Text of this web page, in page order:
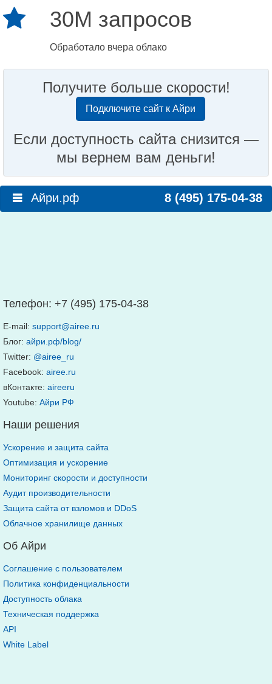
30M запросов
Обработало вчера облако
Получите больше скорости!
Подключите сайт к Айри
Если доступность сайта снизится —
мы вернем вам деньги!
Айри.рф 8 (495) 175-04-38
Телефон: +7 (495) 175-04-38
E-mail: support@airee.ru
Блог: айри.рф/blog/
Twitter: @airee_ru
Facebook: airee.ru
вКонтакте: aireeru
Youtube: Айри РФ
Наши решения
Ускорение и защита сайта
Оптимизация и ускорение
Мониторинг скорости и доступности
Аудит производительности
Защита сайта от взломов и DDoS
Облачное хранилище данных
Об Айри
Соглашение с пользователем
Политика конфиденциальности
Доступность облака
Техническая поддержка
API
White Label